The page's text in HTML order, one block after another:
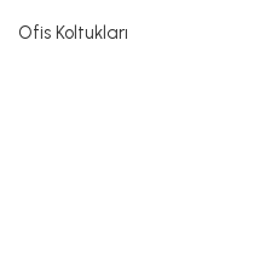
Ofis Koltukları